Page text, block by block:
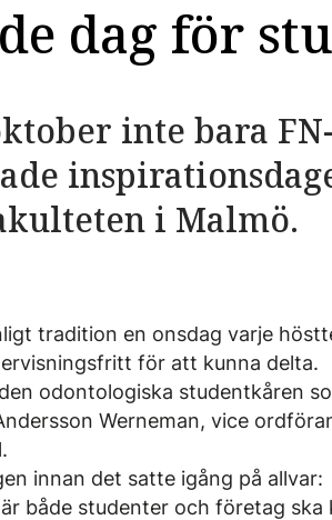
dag för
inte bara
i Malmö.
tradition en onsdag varje
för att kunna delta.
odontologiska studentkåren
Werneman, vice
innan det satte igång på allvar:
både studenter och företag